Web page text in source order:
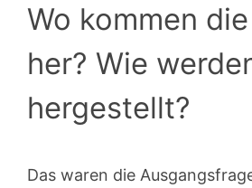
Wo kommen
her? Wie
hergestellt?
Das waren die